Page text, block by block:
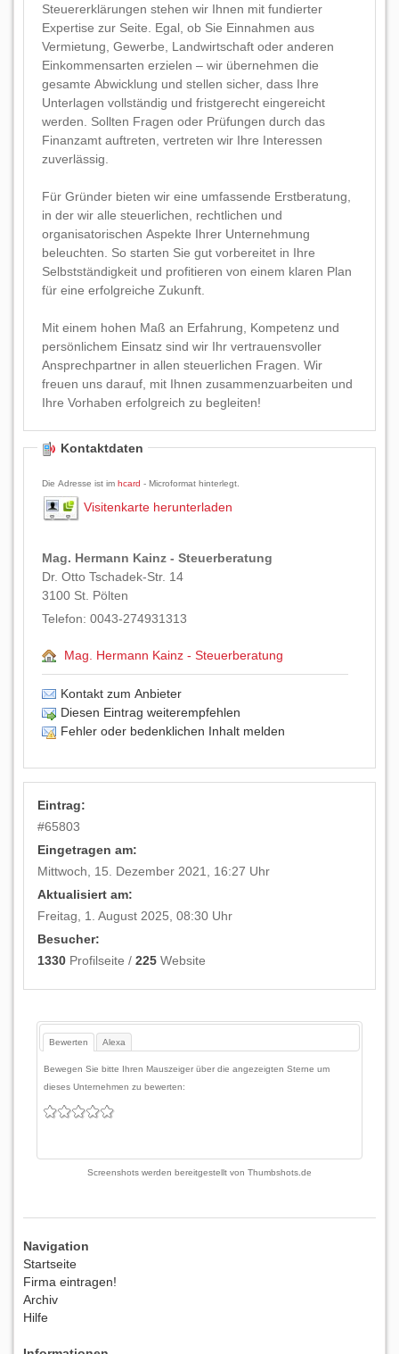
Steuererklärungen stehen wir Ihnen mit fundierter
Expertise zur Seite. Egal, ob Sie Einnahmen aus
Vermietung, Gewerbe, Landwirtschaft oder anderen
Einkommensarten erzielen – wir übernehmen die
gesamte Abwicklung und stellen sicher, dass Ihre
Unterlagen vollständig und fristgerecht eingereicht
werden. Sollten Fragen oder Prüfungen durch das
Finanzamt auftreten, vertreten wir Ihre Interessen
zuverlässig.
Für Gründer bieten wir eine umfassende Erstberatung,
in der wir alle steuerlichen, rechtlichen und
organisatorischen Aspekte Ihrer Unternehmung
beleuchten. So starten Sie gut vorbereitet in Ihre
Selbstständigkeit und profitieren von einem klaren Plan
für eine erfolgreiche Zukunft.
Mit einem hohen Maß an Erfahrung, Kompetenz und
persönlichem Einsatz sind wir Ihr vertrauensvoller
Ansprechpartner in allen steuerlichen Fragen. Wir
freuen uns darauf, mit Ihnen zusammenzuarbeiten und
Ihre Vorhaben erfolgreich zu begleiten!
Kontaktdaten
Die Adresse ist im hcard - Microformat hinterlegt.
Visitenkarte herunterladen
Mag. Hermann Kainz - Steuerberatung
Dr. Otto Tschadek-Str. 14
3100 St. Pölten
Telefon: 0043-274931313
Mag. Hermann Kainz - Steuerberatung
Kontakt zum Anbieter
Diesen Eintrag weiterempfehlen
Fehler oder bedenklichen Inhalt melden
Eintrag:
#65803
Eingetragen am:
Mittwoch, 15. Dezember 2021, 16:27 Uhr
Aktualisiert am:
Freitag, 1. August 2025, 08:30 Uhr
Besucher:
1330 Profilseite /225 Website
Bewerten Alexa
Bewegen Sie bitte Ihren Mauszeiger über die angezeigten Sterne um
dieses Unternehmen zu bewerten:
Screenshots werden bereitgestellt von Thumbshots.de
Navigation
Startseite
Firma eintragen!
Archiv
Hilfe